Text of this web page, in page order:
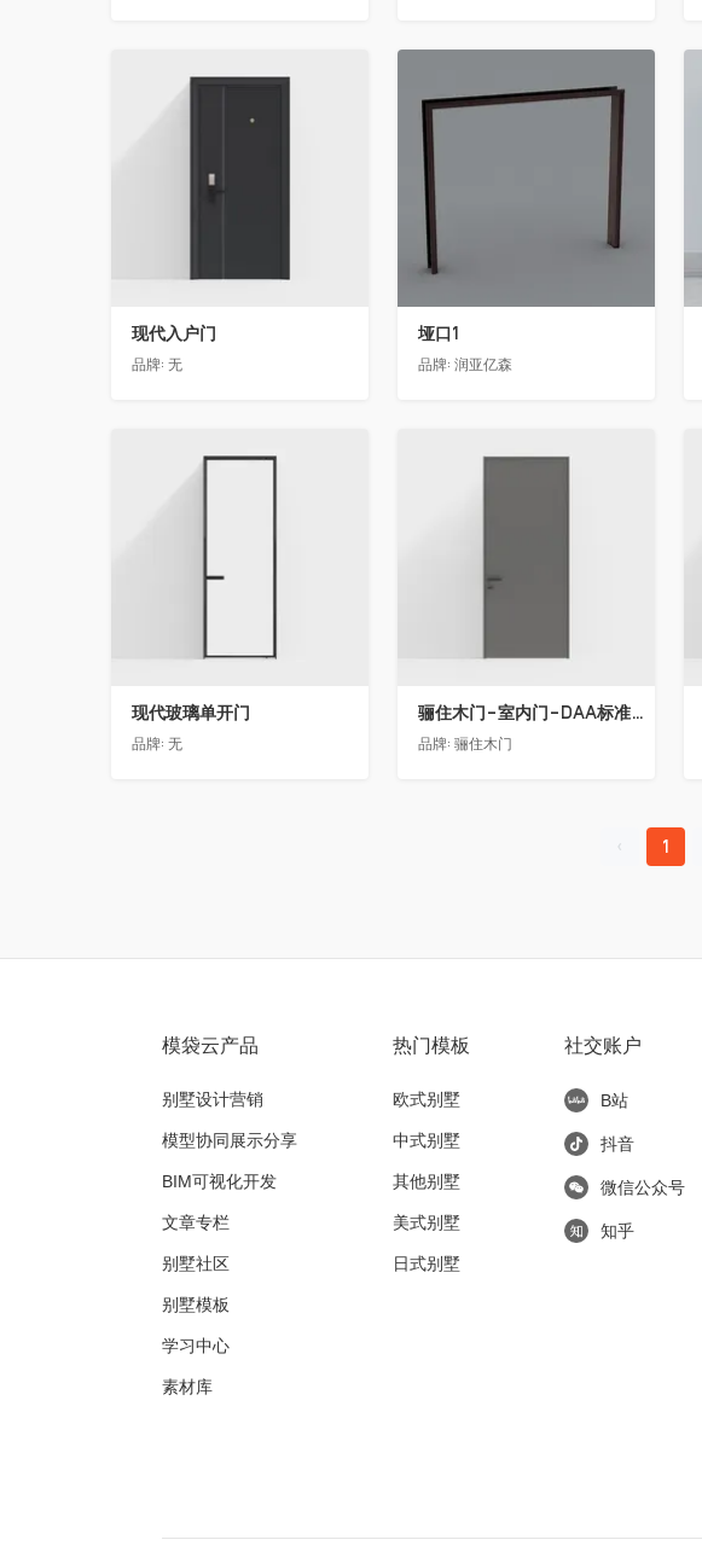
收藏
现代入户门
品牌: 无
垭口1
品牌: 润亚亿森
现代玻璃单开门
品牌: 无
骊住木门-室内门-DAA标准门-方形把手-2350-灰色
品牌: 骊住木门
1
模袋云产品
别墅设计营销
模型协同展示分享
BIM可视化开发
文章专栏
别墅社区
别墅模板
学习中心
素材库
热门模板
欧式别墅
中式别墅
其他别墅
美式别墅
日式别墅
社交账户
B站
抖音
微信公众号
知乎